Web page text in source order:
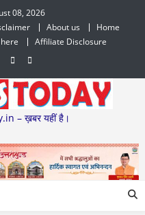
08, 2026
About us
Home
Affiliate Disclosure
– ख़बर यहीं है।